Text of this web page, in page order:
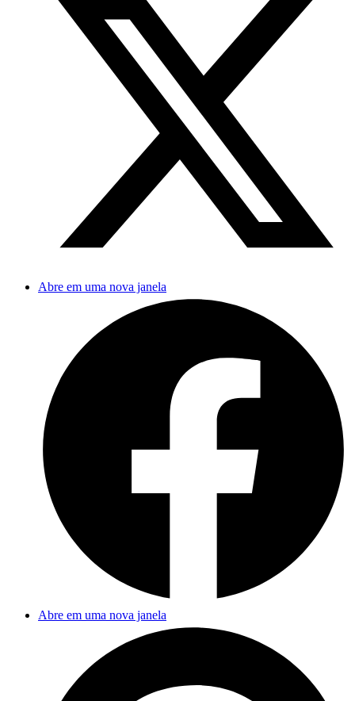
Abre em uma nova janela
Abre em uma nova janela